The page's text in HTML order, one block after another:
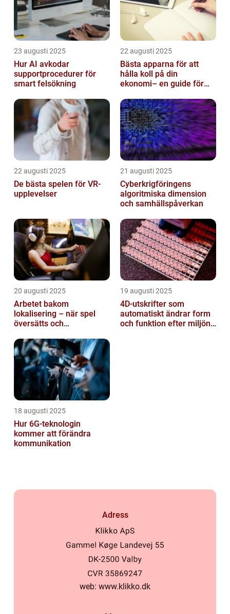
23 augusti 2025
Hur AI avkodar
supportprocedurer för
smart felsökning
22 augusti 2025
Bästa apparna för att
hålla koll på din
ekonomi– en guide för
22 augusti 2025
De bästa spelen för VR-
upplevelser
21 augusti 2025
Cyberkrigföringens
algoritmiska dimension
och samhällspåverkan
20 augusti 2025
Arbetet bakom
lokalisering – när spel
översätts och
19 augusti 2025
4D-utskrifter som
automatiskt ändrar form
och funktion efter miljöns
18 augusti 2025
Hur 6G-teknologin
kommer att förändra
kommunikation
Adress
web: www.klikko.dk